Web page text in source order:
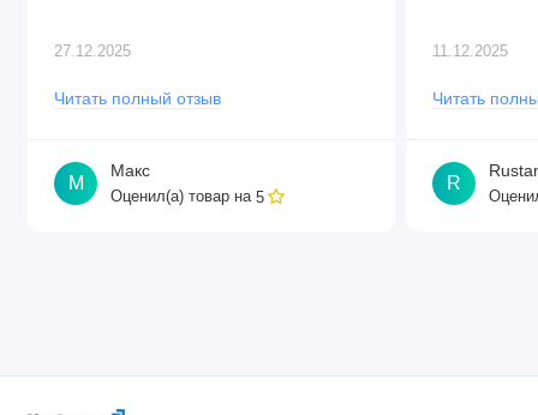
27.12.2025
Читать полный отзыв
М
Макс
Оценил(а) товар на 5
11.12.2025
Читать
R